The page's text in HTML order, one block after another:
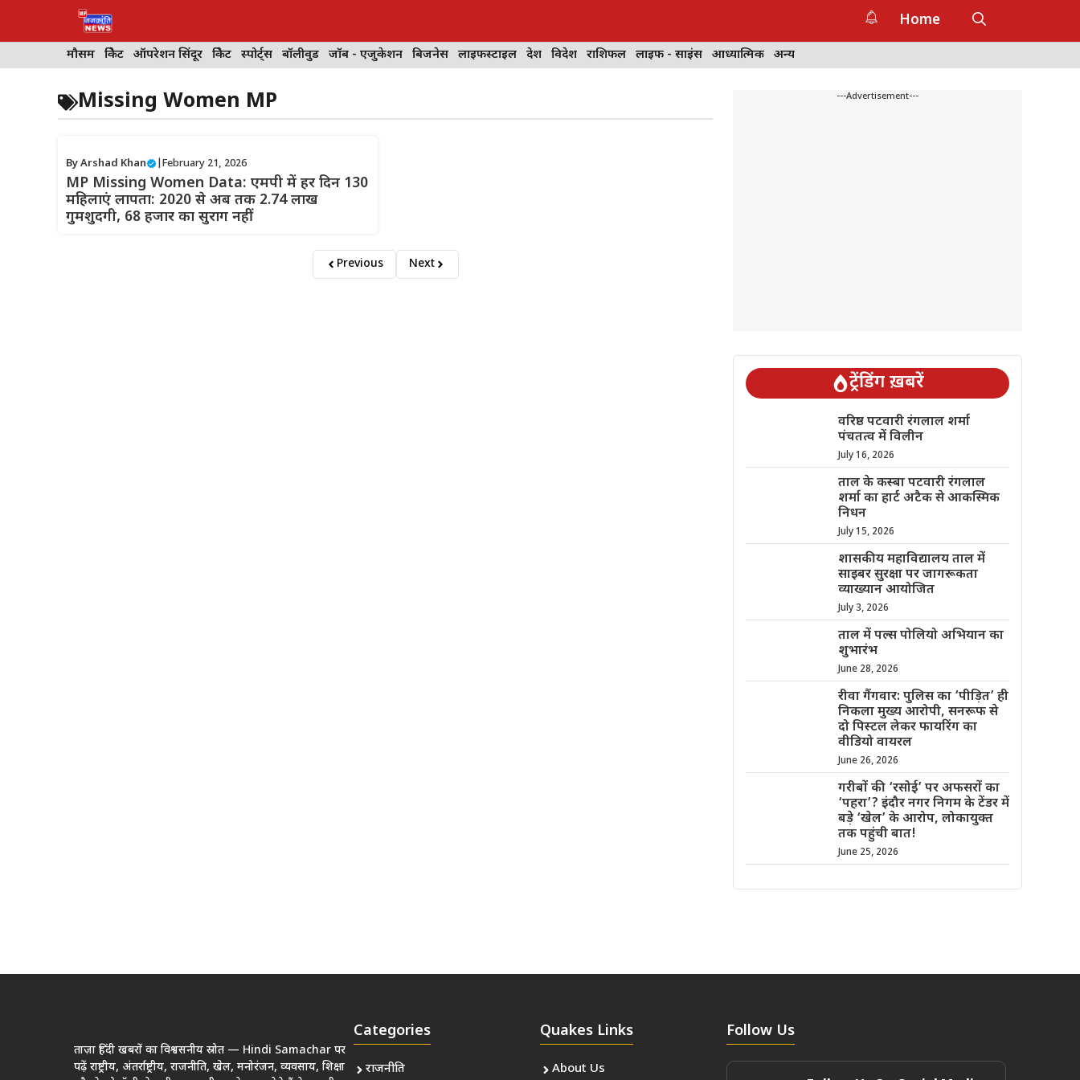
Home
मौसम क्रिकेट ऑपरेशन सिंदूर क्रिकेट स्पोर्ट्स बॉलीवुड जॉब - एजुकेशन बिजनेस लाइफस्टाइल देश विदेश राशिफल लाइफ - साइंस आध्यात्मिक अन्य
Missing Women MP
ByArshad Khan February 21, 2026
MP Missing Women Data: एमपी में हर दिन 130
महिलाएं लापता: 2020 से अब तक 2.74 लाख
गुमशुदगी, 68 हजार का सुराग नहीं
Previous Next
---Advertisement---
ट्रेंडिंग ख़बरें
वरिष्ठ पटवारी रंगलाल शर्मा
पंचतत्व में विलीन
July 16, 2026
ताल के कस्बा पटवारी रंगलाल
शर्मा का हार्ट अटैक से आकस्मिक
निधन
July 15, 2026
शासकीय महाविद्यालय ताल में
साइबर सुरक्षा पर जागरूकता
व्याख्यान आयोजित
July 3, 2026
ताल में पल्स पोलियो अभियान का
शुभारंभ
June 28, 2026
रीवा गैंगवार: पुलिस का ‘पीड़ित’ ही
निकला मुख्य आरोपी, सनरूफ से
दो पिस्टल लेकर फायरिंग का
वीडियो वायरल
June 26, 2026
गरीबों की ‘रसोई’ पर अफसरों का
‘पहरा’? इंदौर नगर निगम के टेंडर में
बड़े ‘खेल’ के आरोप, लोकायुक्त
तक पहुंची बात!
June 25, 2026
ताज़ा हिंदी खबरों का विश्वसनीय स्रोत — Hindi Samachar पर
पढ़ें राष्ट्रीय, अंतर्राष्ट्रीय, राजनीति, खेल, मनोरंजन, व्यवसाय, शिक्षा
Categories
राजनीति
Quakes Links
About Us
Follow Us